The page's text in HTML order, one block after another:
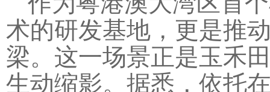
术的研发基地，更是推
梁。这一场景正是玉禾
生动缩影。据悉，依托